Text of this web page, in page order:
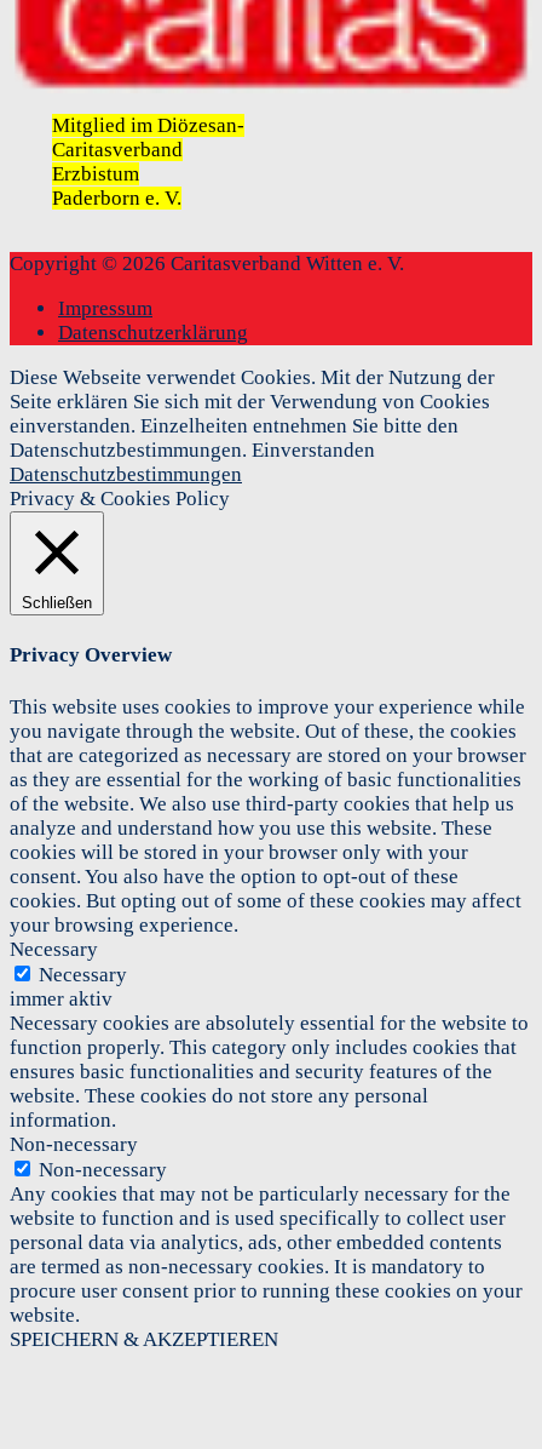
Mitglied im Diözesan-
Caritasverband
Erzbistum
Paderborn e. V.
Copyright © 2026 Caritasverband Witten e. V.
Impressum
Datenschutzerklärung
Diese Webseite verwendet Cookies. Mit der Nutzung der
Seite erklären Sie sich mit der Verwendung von Cookies
einverstanden. Einzelheiten entnehmen Sie bitte den
Datenschutzbestimmungen. Einverstanden
Datenschutzbestimmungen
Privacy & Cookies Policy
Schließen
Privacy Overview
This website uses cookies to improve your experience while
you navigate through the website. Out of these, the cookies
that are categorized as necessary are stored on your browser
as they are essential for the working of basic functionalities
of the website. We also use third-party cookies that help us
analyze and understand how you use this website. These
cookies will be stored in your browser only with your
consent. You also have the option to opt-out of these
cookies. But opting out of some of these cookies may affect
your browsing experience.
Necessary
Necessary
immer aktiv
Necessary cookies are absolutely essential for the website to
function properly. This category only includes cookies that
ensures basic functionalities and security features of the
website. These cookies do not store any personal
information.
Non-necessary
Non-necessary
Any cookies that may not be particularly necessary for the
website to function and is used specifically to collect user
personal data via analytics, ads, other embedded contents
are termed as non-necessary cookies. It is mandatory to
procure user consent prior to running these cookies on your
website.
SPEICHERN & AKZEPTIEREN